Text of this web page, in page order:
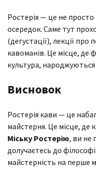
Ростерія — це не
осередок. Саме тут
(дегустації), лекції про
кавоманів. Це місце, де
культура, народжуються
Висновок
Ростерія кави — це
майстерня. Це місце,
Міську Ростерію, ви не
долучаєтесь до
майстерність на перше